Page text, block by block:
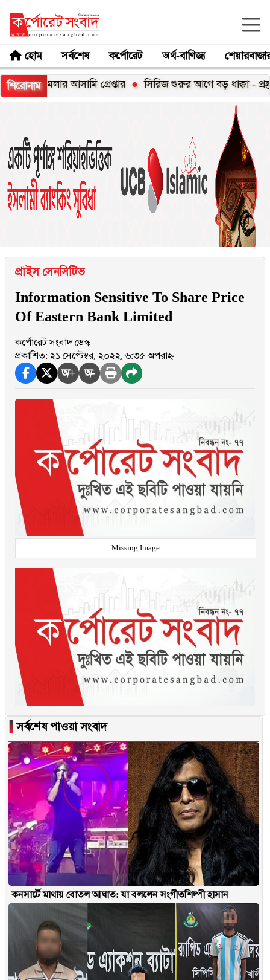
হোম সর্বশেষ কর্পোরেট অর্থ-বাণিজ্য
শিরোনামআসামি গ্রেপ্তার সিরিজ শুরুর আগে বড় ধাক্কা - প্রস্তুতি
প্রাইস সেনসিটিভ
Information Sensitive To Share Price
Of Eastern Bank Limited
কর্পোরেট সংবাদ ডেস্ক
প্রকাশিত: ২১ সেপ্টেম্বর, ২০২২, ৬:৩৫ অপরাহ্ন
অ+ অ-
Missing Image
▐সর্বশেষ পাওয়া সংবাদ
কনসার্টে মাথায় বোতল আঘাত: যা বললেন সংগীতশিল্পী হাসান